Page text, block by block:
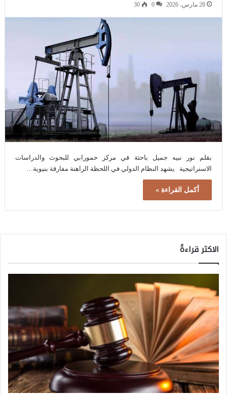
28 مارس، 2026 0
30
بقلم نور نبيه جميل باحثة في مركز حمورابي للبحوث والدراسات
الاستراتيجية يشهد النظام الدولي في اللحظة الراهنة مفارقة بنيوية…
أكمل القراءة »
الاكثر قراءةً